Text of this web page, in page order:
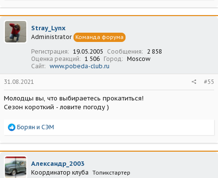
а
к
ц
и
и
Stray_Lynx
Administrator Команда форума
Регистрация 19.05.2005 Сообщения
2 858
Оценка реакций
1 506 Город
Moscow
Сайт
www.pobeda-club.ru
31.08.2021 #55
Молодцы вы, что выбираетесь прокатиться!
Сезон короткий - ловите погоду )
Р
а
к
ц
и
и
Борян и СЭМ
Александр_2003
Координатор клуба Топикстартер